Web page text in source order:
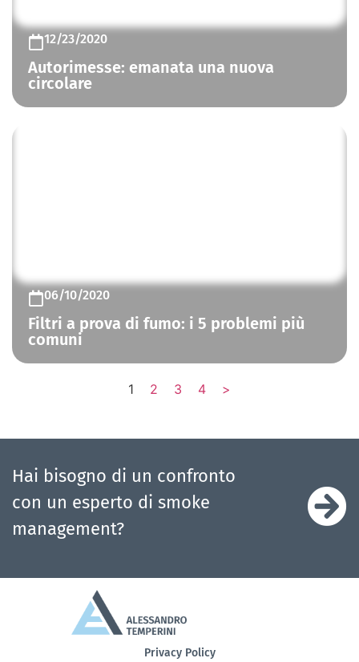
12/23/2020
Autorimesse: emanata una nuova
circolare
06/10/2020
Filtri a prova di fumo: i 5 problemi più
comuni
1 2 3 4 >
Hai bisogno di un confronto
con un esperto di smoke
management?
Privacy Policy